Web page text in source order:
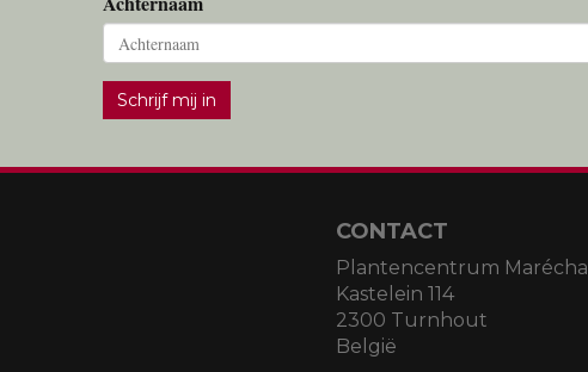
Schrijf mij in
CONTACT
Plantencentrum Maréchal
Kastelein 114
2300 Turnhout
België